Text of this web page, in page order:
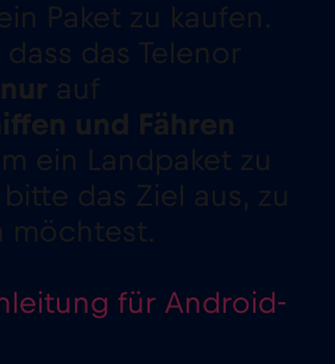
Paket zu kaufen.
das Telenor
nur auf
und Fähren
ein Landpaket zu
das Ziel aus, zu
möchtest.
für Android-